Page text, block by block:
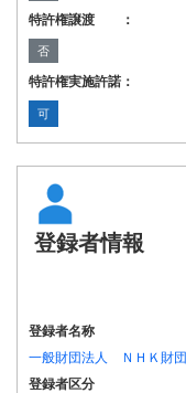
特許権譲渡 ：
否
特許権実施許諾：
可
登録者情報
登録者名称
一般財団法人 ＮＨＫ財団
登録者区分